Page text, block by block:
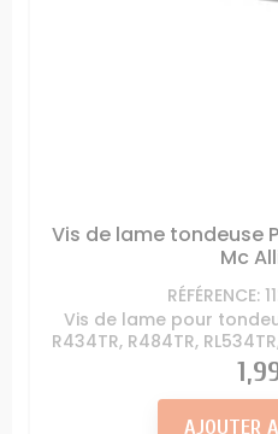
Vis de lame tondeuse
Mc
Vis de lame pour
R434TR, R484TR,
Prix
AJOUTER